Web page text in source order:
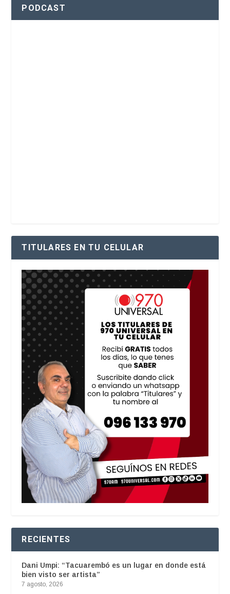
PODCAST
TITULARES EN TU CELULAR
RECIENTES
Dani Umpi: “Tacuarembó es un lugar en donde está
bien visto ser artista”
7 agosto, 2026